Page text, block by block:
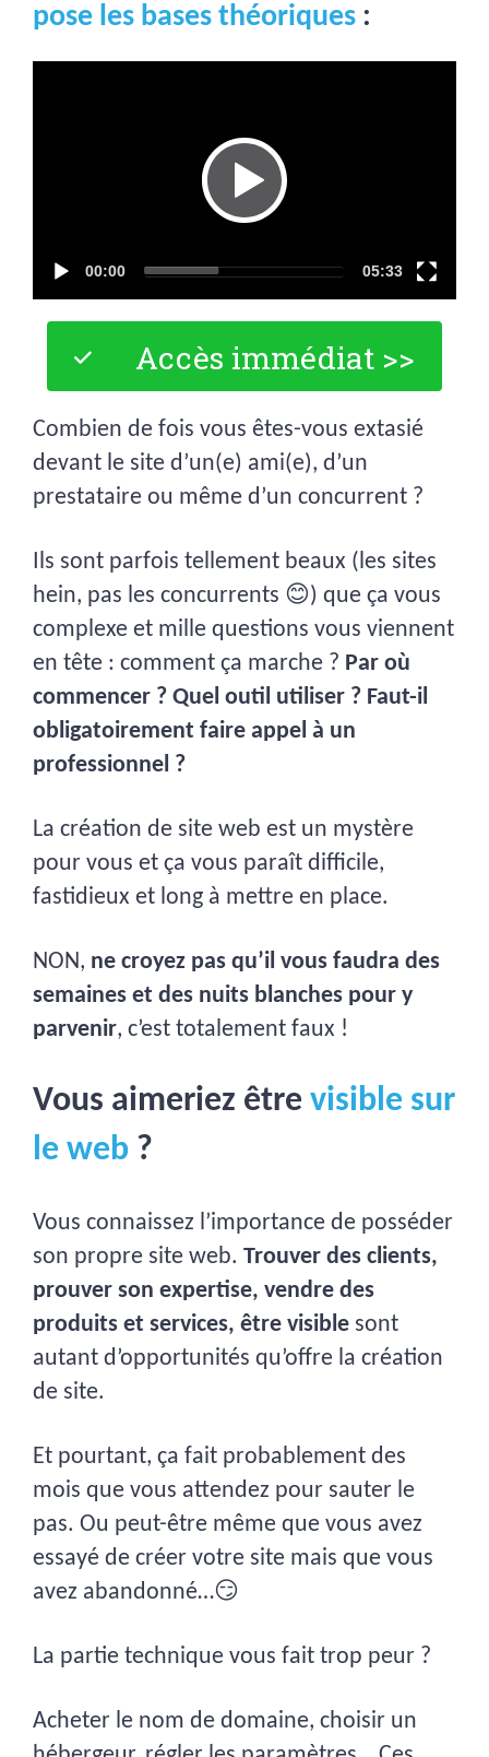
pose les bases théoriques :
00:00 05:33
Accès immédiat >>
Combien de fois vous êtes-vous extasié
devant le site d’un(e) ami(e), d’un
prestataire ou même d’un concurrent ?
Ils sont parfois tellement beaux (les sites
hein, pas les concurrents 😊) que ça vous
complexe et mille questions vous viennent
en tête : comment ça marche ? Par où
commencer ? Quel outil utiliser ? Faut-il
obligatoirement faire appel à un
professionnel ?
La création de site web est un mystère
pour vous et ça vous paraît difficile,
fastidieux et long à mettre en place.
NON, ne croyez pas qu’il vous faudra des
semaines et des nuits blanches pour y
parvenir, c’est totalement faux !
Vous aimeriez être visible sur
le web ?
Vous connaissez l’importance de posséder
son propre site web. Trouver des clients,
prouver son expertise, vendre des
produits et services, être visible sont
autant d’opportunités qu’offre la création
de site.
Et pourtant, ça fait probablement des
mois que vous attendez pour sauter le
pas. Ou peut-être même que vous avez
essayé de créer votre site mais que vous
avez abandonné…😏
La partie technique vous fait trop peur ?
Acheter le nom de domaine, choisir un